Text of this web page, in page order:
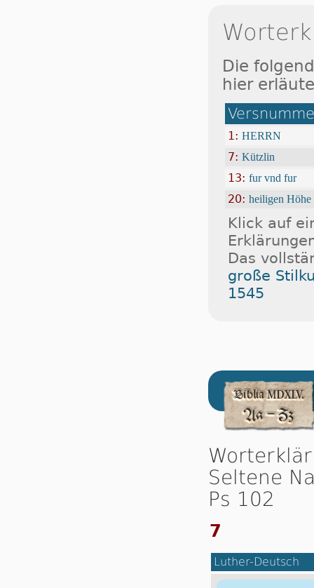
Die
hier
1: HERRN
7: Kützlin
13: fur vnd fur
20: heiligen Höhe
Klick auf
Das
große
1545
Seltene
Ps 102
7
Luther-Deutsch